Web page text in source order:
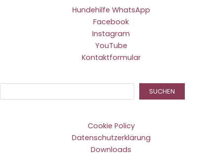
Hundehilfe WhatsApp
Facebook
Instagram
YouTube
Kontaktformular
SUCHEN
Cookie Policy
Datenschutzerklärung
Downloads